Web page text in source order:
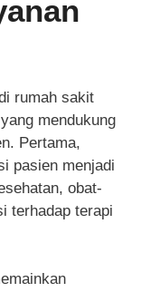
rumah sakit
mendukung
Pertama,
pasien menjadi
obat-
terhadap terapi